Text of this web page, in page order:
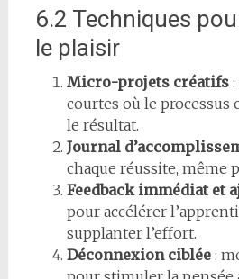
6.2 Techniques
le plaisir
Micro-projets créatifs:
courtes où le processus
le résultat.
Journal
chaque réussite, même
Feedback immédiat et
pour accélérer
supplanter l’effort.
Déconnexion ciblée: